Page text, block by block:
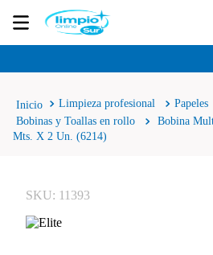
Limpieza profesional
Papeles
Bobinas y Toallas en rollo
Bobina
Mts. X 2 Un. (6214)
SKU: 11393